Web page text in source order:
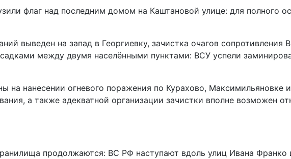
флаг над последним домом на Каштановой улице: для полного
выведен на запад в Георгиевку, зачистка очагов
между двумя населёнными пунктами: ВСУ успели
нанесении огневого поражения по Курахово, Максимильяновке
а также адекватной организации зачистки вполне возможен
продолжаются: ВС РФ наступают вдоль улиц Ивана